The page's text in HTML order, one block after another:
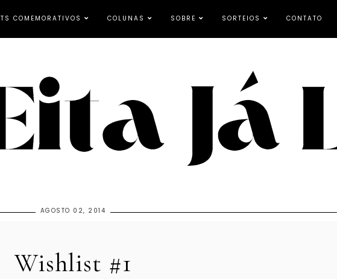
COMEMORATIVOS COLUNAS SOBRE SORTEIOS CONTATO
AGOSTO 02, 2014
Wishlist #1